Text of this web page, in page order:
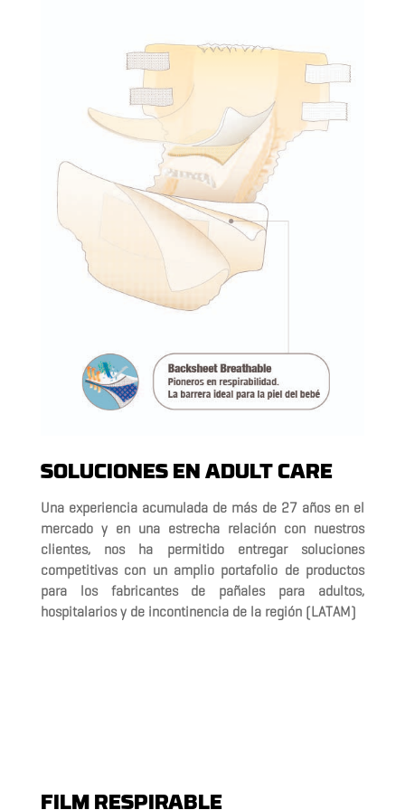
SOLUCIONES EN ADULT CARE
Una experiencia acumulada de más de 27 años en el
mercado y en una estrecha relación con nuestros
clientes, nos ha permitido entregar soluciones
competitivas con un amplio portafolio de productos
para los fabricantes de pañales para adultos,
hospitalarios y de incontinencia de la región (LATAM)
FILM RESPIRABLE